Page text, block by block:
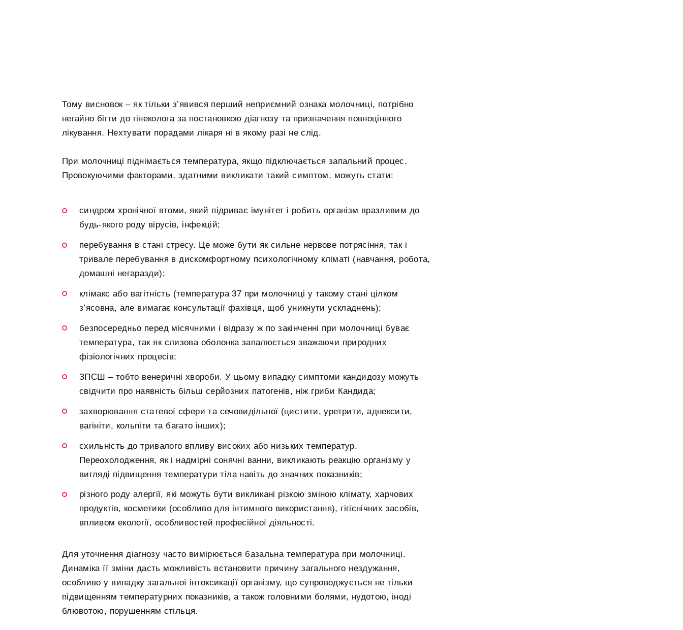
Тому висновок – як тільки з’явився перший неприємний ознака молочниці, потрібно
негайно бігти до гінеколога за постановкою діагнозу та призначення повноцінного
лікування. Нехтувати порадами лікаря ні в якому разі не слід.
При молочниці піднімається температура, якщо підключається запальний процес.
Провокуючими факторами, здатними викликати такий симптом, можуть стати:
синдром хронічної втоми, який підриває імунітет і робить організм вразливим до
будь-якого роду вірусів, інфекцій;
перебування в стані стресу. Це може бути як сильне нервове потрясіння, так і
тривале перебування в дискомфортному психологічному кліматі (навчання, робота,
домашні негаразди);
клімакс або вагітність (температура 37 при молочниці у такому стані цілком
з’ясовна, але вимагає консультації фахівця, щоб уникнути ускладнень);
безпосередньо перед місячними і відразу ж по закінченні при молочниці буває
температура, так як слизова оболонка запалюється зважаючи природних
фізіологічних процесів;
ЗПСШ – тобто венеричні хвороби. У цьому випадку симптоми кандидозу можуть
свідчити про наявність більш серйозних патогенів, ніж гриби Кандида;
захворювання статевої сфери та сечовидільної (цистити, уретрити, аднексити,
вагініти, кольпіти та багато інших);
схильність до тривалого впливу високих або низьких температур.
Переохолодження, як і надмірні сонячні ванни, викликають реакцію організму у
вигляді підвищення температури тіла навіть до значних показників;
різного роду алергії, які можуть бути викликані різкою зміною клімату, харчових
продуктів, косметики (особливо для інтимного використання), гігієнічних засобів,
впливом екології, особливостей професійної діяльності.
Для уточнення діагнозу часто вимірюється базальна температура при молочниці.
Динаміка її зміни дасть можливість встановити причину загального нездужання,
особливо у випадку загальної інтоксикації організму, що супроводжується не тільки
підвищенням температурних показників, а також головними болями, нудотою, іноді
блювотою, порушенням стільця.